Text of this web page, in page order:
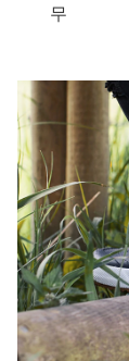
무